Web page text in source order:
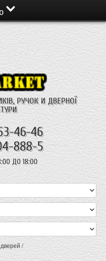
РУЧОК И ДВЕРНОЇ
46-46
888-5
ДО 18:00
/